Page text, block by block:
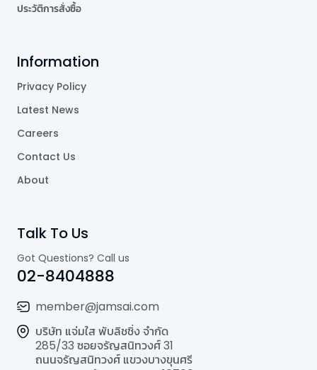
ประวัติการสั่งซื้อ
Information
Privacy Policy
Latest News
Careers
Contact Us
About
Talk To Us
Got Questions? Call us
02-8404888
member@jamsai.com
บริษัท แจ่มใส พับลิชชิ่ง จำกัด
285/33 ซอยจรัญสนิทวงศ์ 31
ถนนจรัญสนิทวงศ์ แขวงบางขุนศรี